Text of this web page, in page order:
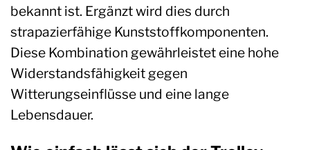
bekannt ist. Ergänzt wird dies durch
strapazierfähige Kunststoffkomponenten.
Diese Kombination gewährleistet eine hohe
Widerstandsfähigkeit gegen
Witterungseinflüsse und eine lange
Lebensdauer.